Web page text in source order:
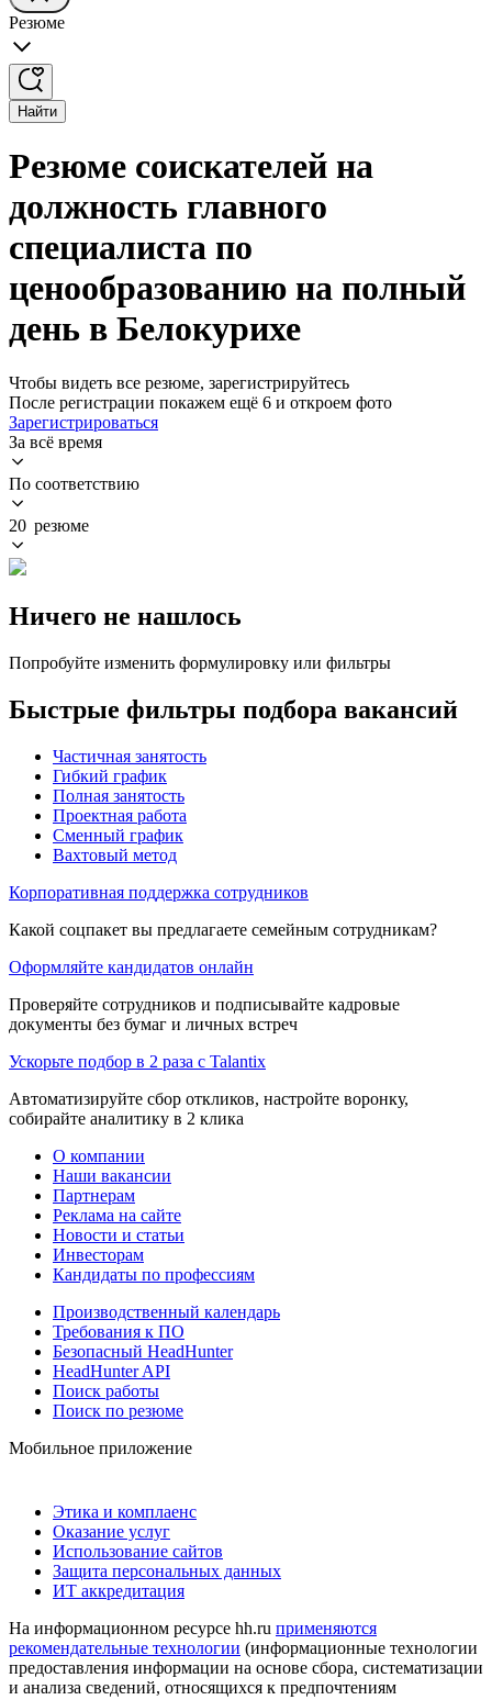
Резюме
Найти
Резюме соискателей на
должность главного
специалиста по
ценообразованию на полный
день в Белокурихе
Чтобы видеть все резюме, зарегистрируйтесь
После регистрации покажем ещё 6 и откроем фото
Зарегистрироваться
За всё время
По соответствию
20 резюме
Ничего не нашлось
Попробуйте изменить формулировку или фильтры
Быстрые фильтры подбора вакансий
Частичная занятость
Гибкий график
Полная занятость
Проектная работа
Сменный график
Вахтовый метод
Корпоративная поддержка сотрудников
Какой соцпакет вы предлагаете семейным сотрудникам?
Оформляйте кандидатов онлайн
Проверяйте сотрудников и подписывайте кадровые
документы без бумаг и личных встреч
Ускорьте подбор в 2 раза с Talantix
Автоматизируйте сбор откликов, настройте воронку,
собирайте аналитику в 2 клика
О компании
Наши вакансии
Партнерам
Реклама на сайте
Новости и статьи
Инвесторам
Кандидаты по профессиям
Производственный календарь
Требования к ПО
Безопасный HeadHunter
HeadHunter API
Поиск работы
Поиск по резюме
Мобильное приложение
Этика и комплаенс
Оказание услуг
Использование сайтов
Защита персональных данных
ИТ аккредитация
На информационном ресурсе hh.ru применяются
рекомендательные технологии (информационные технологии
предоставления информации на основе сбора, систематизации
и анализа сведений, относящихся к предпочтениям